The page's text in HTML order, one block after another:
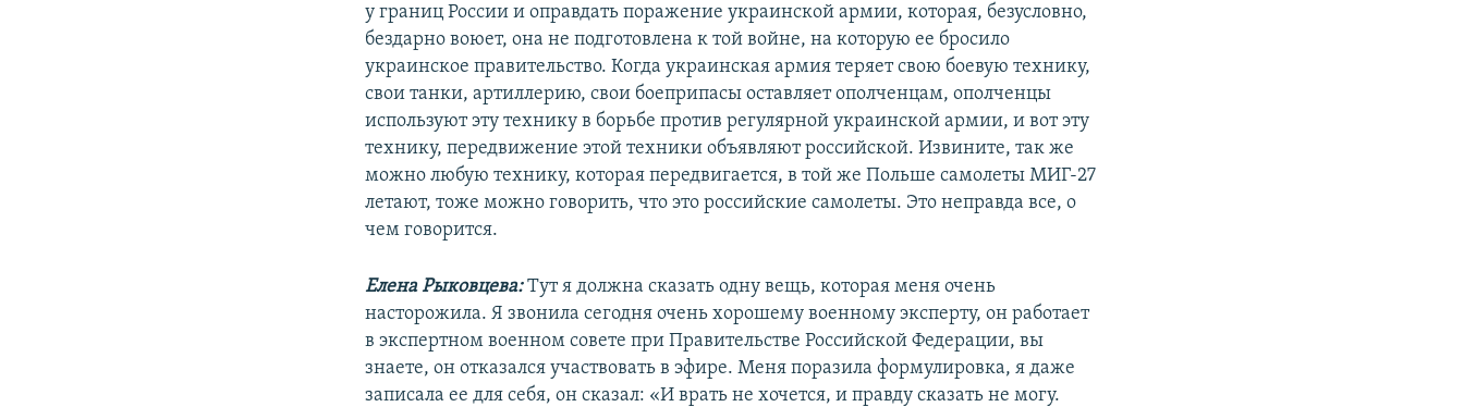
у границ России и оправдать поражение украинской армии, которая, безусловно,
бездарно воюет, она не подготовлена к той войне, на которую ее бросило
украинское правительство. Когда украинская армия теряет свою боевую технику,
свои танки, артиллерию, свои боеприпасы оставляет ополченцам, ополченцы
используют эту технику в борьбе против регулярной украинской армии, и вот эту
технику, передвижение этой техники объявляют российской. Извините, так же
можно любую технику, которая передвигается, в той же Польше самолеты МИГ-27
летают, тоже можно говорить, что это российские самолеты. Это неправда все, о
чем говорится.
Елена Рыковцева:Тут я должна сказать одну вещь, которая меня очень
насторожила. Я звонила сегодня очень хорошему военному эксперту, он работает
в экспертном военном совете при Правительстве Российской Федерации, вы
знаете, он отказался участвовать в эфире. Меня поразила формулировка, я даже
записала ее для себя, он сказал: «И врать не хочется, и правду сказать не могу.